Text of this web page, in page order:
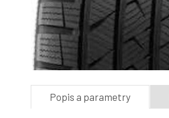
Popis a parametry